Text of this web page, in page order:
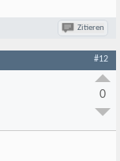
Zitieren
#12
0